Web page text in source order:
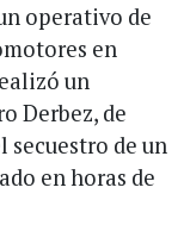
operativo de
en
un
Derbez, de
secuestro de un
en horas de